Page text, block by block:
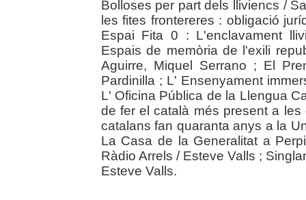
Bolloses per part dels lliviencs /
les fites frontereres : obligació
Espai Fita 0 : L'enclavament
Espais de memòria de l'exili
Aguirre, Miquel Serrano ; El
Pardinilla ; L' Ensenyament
L' Oficina Pública de la Llengua
de fer el català més present a
catalans fan quaranta anys a la
La Casa de la Generalitat a
Ràdio Arrels / Esteve Valls ;
Esteve Valls.